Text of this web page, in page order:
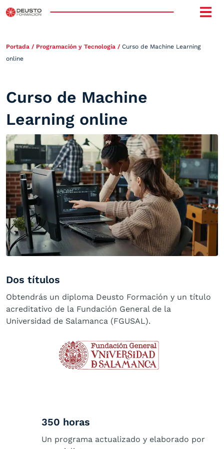
Portada / Programación y Tecnología / Curso de Machine Learning
online
Curso de Machine
Learning online
Dos títulos
Obtendrás un diploma Deusto Formación y un título
acreditativo de la Fundación General de la
Universidad de Salamanca (FGUSAL).
350 horas
Un programa actualizado y elaborado por